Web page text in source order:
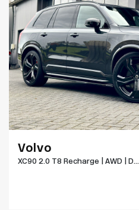
Volvo
XC90 2.0 T8 Recharge | AWD | D...